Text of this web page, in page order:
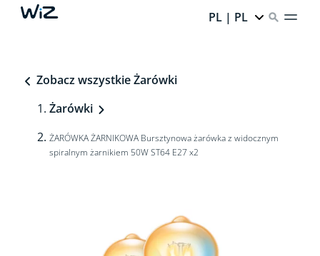
PL | PL
Zobacz wszystkie Żarówki
Żarówki
ŻARÓWKA ŻARNIKOWA Bursztynowa żarówka z widocznym
spiralnym żarnikiem 50W ST64 E27 x2